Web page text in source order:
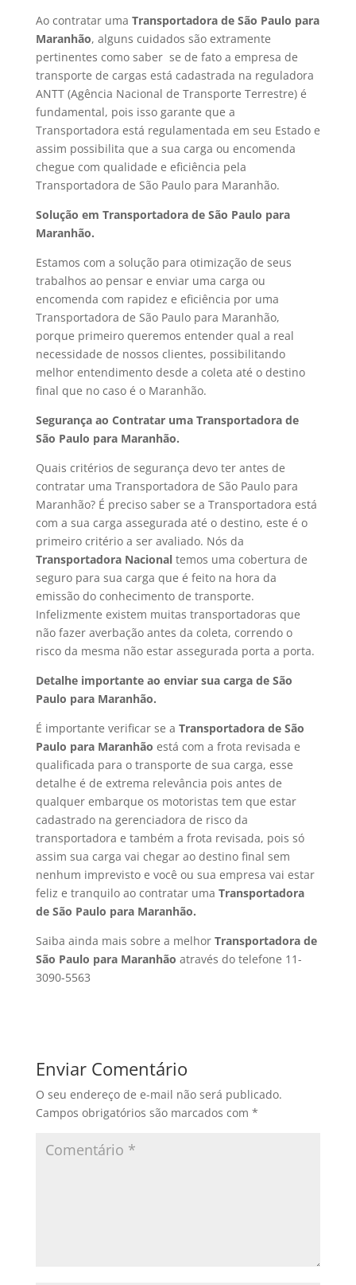
Ao contratar uma Transportadora de São Paulo para
Maranhão, alguns cuidados são extramente
pertinentes como saber se de fato a empresa de
transporte de cargas está cadastrada na reguladora
ANTT (Agência Nacional de Transporte Terrestre) é
fundamental, pois isso garante que a
Transportadora está regulamentada em seu Estado e
assim possibilita que a sua carga ou encomenda
chegue com qualidade e eficiência pela
Transportadora de São Paulo para Maranhão.
Solução em Transportadora de São Paulo para
Maranhão.
Estamos com a solução para otimização de seus
trabalhos ao pensar e enviar uma carga ou
encomenda com rapidez e eficiência por uma
Transportadora de São Paulo para Maranhão,
porque primeiro queremos entender qual a real
necessidade de nossos clientes, possibilitando
melhor entendimento desde a coleta até o destino
final que no caso é o Maranhão.
Segurança ao Contratar uma Transportadora de
São Paulo para Maranhão.
Quais critérios de segurança devo ter antes de
contratar uma Transportadora de São Paulo para
Maranhão? É preciso saber se a Transportadora está
com a sua carga assegurada até o destino, este é o
primeiro critério a ser avaliado. Nós da
Transportadora Nacionaltemos uma cobertura de
seguro para sua carga que é feito na hora da
emissão do conhecimento de transporte.
Infelizmente existem muitas transportadoras que
não fazer averbação antes da coleta, correndo o
risco da mesma não estar assegurada porta a porta.
Detalhe importante ao enviar sua carga de São
Paulo para Maranhão.
É importante verificar se a Transportadora de São
Paulo para Maranhão está com a frota revisada e
qualificada para o transporte de sua carga, esse
detalhe é de extrema relevância pois antes de
qualquer embarque os motoristas tem que estar
cadastrado na gerenciadora de risco da
transportadora e também a frota revisada, pois só
assim sua carga vai chegar ao destino final sem
nenhum imprevisto e você ou sua empresa vai estar
feliz e tranquilo ao contratar uma Transportadora
de São Paulo para Maranhão.
Saiba ainda mais sobre a melhor Transportadora de
São Paulo para Maranhão através do telefone 11-
3090-5563
Enviar Comentário
O seu endereço de e-mail não será publicado.
Campos obrigatórios são marcados com *